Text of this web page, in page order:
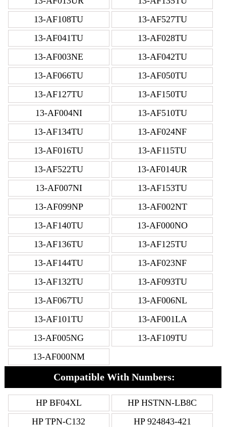
13-AF108TU
13-AF527TU
13-AF041TU
13-AF028TU
13-AF003NE
13-AF042TU
13-AF066TU
13-AF050TU
13-AF127TU
13-AF150TU
13-AF004NI
13-AF510TU
13-AF134TU
13-AF024NF
13-AF016TU
13-AF115TU
13-AF522TU
13-AF014UR
13-AF007NI
13-AF153TU
13-AF099NP
13-AF002NT
13-AF140TU
13-AF000NO
13-AF136TU
13-AF125TU
13-AF144TU
13-AF023NF
13-AF132TU
13-AF093TU
13-AF067TU
13-AF006NL
13-AF101TU
13-AF001LA
13-AF005NG
13-AF109TU
13-AF000NM
Compatible With Numbers:
HP BF04XL
HP HSTNN-LB8C
HP TPN-C132
HP 924843-421